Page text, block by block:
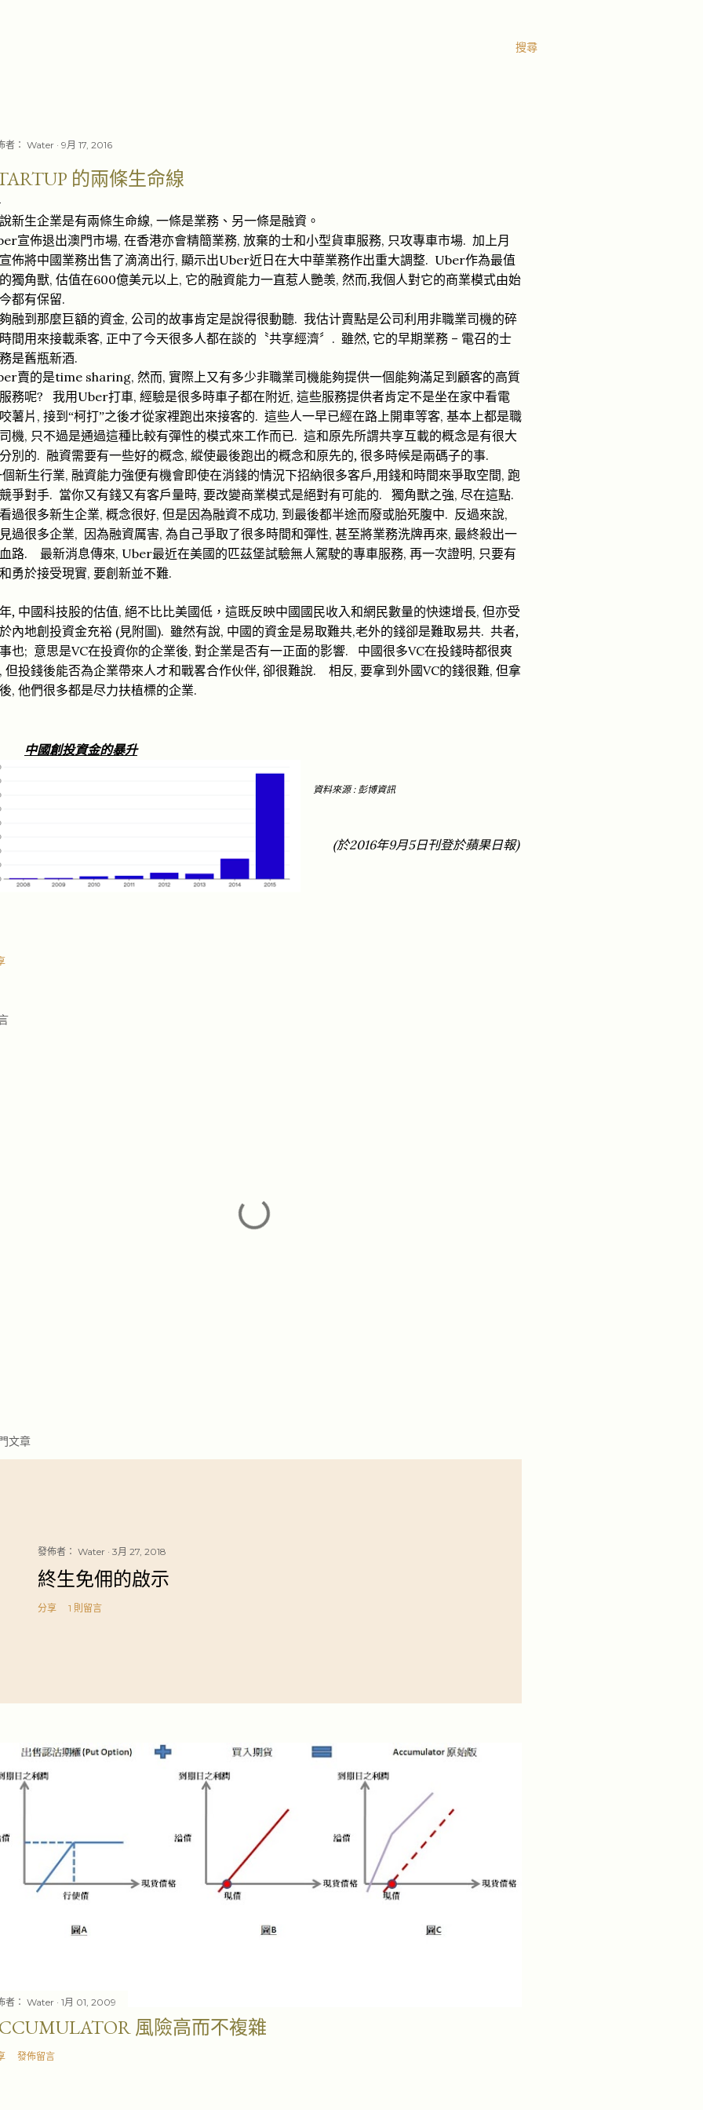
搜尋
者： Water 9月 17, 2016
的兩條生命線
新生企業是有兩條生命線, 一條是業務、另一條是融資 。
宣佈退出澳門市場, 在香港亦會精簡業務, 放棄的士和小型貨車服務, 只攻專車市場. 加上 月
佈將中國業務出售了滴滴出行, 顯示出Uber近日 在大中華業務作出重大調整. Uber作為最值
獨角獸, 估值在600億美元以上, 它的融資能力一直惹人艷羡, 然而,我個人對它的商業模式由始
今都有保留.
融到那麼巨額的資金, 公司的故事肯定是說得很動聽. 我估计賣點是公司利用 非職業司機的碎
間用來接載乘客, 正中了今天很多人都在談的〝共享經濟〞 . 雖然, 它的早期業務 – 電召的士
是舊瓶新酒.
賣的是time sharing, 然而, 實際上又有多少非職業司機能夠提供一個能夠滿足到顧客的高質
務呢? 我用 Uber打車, 經驗是很多時車子都在附近, 這些服務提供者肯定不是坐在家中看電
薯片 , 接到“柯打”之後才從家裡跑出來接客的. 這些人一早已經在路上開車等客, 基本上都是職
機, 只不過是通過這種比較有彈性的模式來工作而已. 這和原先所謂共享互載的概念是有很大
別的. 融資需要有一些好的概念, 縱使最後跑出的概念和原先的, 很多時候是兩碼子的事.
個新生行業, 融資能力強便有機會即使在消錢的情況下招納很多客戶,用錢和時間來爭取空間, 跑
爭對手. 當你又有錢又有客戶量時, 要改變商業模式是絕對有可能的. 獨角獸之強, 尽在這點.
過很多新生企業, 概念很好, 但是因為融資不成功, 到最後都半途而廢或胎死腹中. 反過來說,
過很多企業, 因為融資厲害, 為自己爭取了很多時間和彈性, 甚至將業務洗牌再來, 最終殺出一
路. 最新消息傳來, Uber最近在美國的匹茲堡試驗無人駕駛的專車服務, 再一次證明, 只要有
勇於接受現實, 要創新並不難.
, 中國科技股的估值, 絕不比比美國低 ，這既反映中國 國民收入和網民數量的快速增長, 但亦受
內地創投資金充裕 (見附圖). 雖然有說, 中國的資金是易取難共,老外的錢卻是難取易共. 共者,
也; 意思是VC在投資你的企業後, 對企業是否有一正面的影響. 中國很多VC在投錢時都很爽
, 但投錢後能否為企業帶來人才和戰畧合作伙伴, 卻很難說. 相反, 要拿到外國VC的錢很難, 但拿
, 他們很多都是尽力扶植標的企業.
中國創投資金的暴升
資料來源: 彭博資訊
(於2016年9月5日刊登於蘋果日報)
文章
發佈者： Water 3月 27, 2018
終生免佣的啟示
分享 1 則留言
者： Water 1月 01, 2009
風險高而不複雜
發佈留言